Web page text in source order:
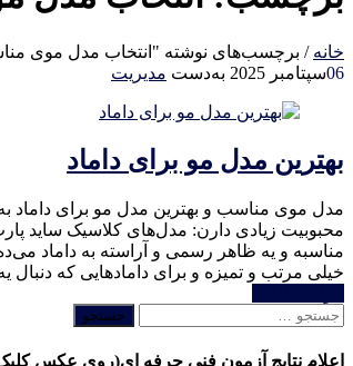
خانه / برچسب‌های نوشته "انتخاب مدل موی
06سپتامبر 2025 به‌دست مدیریت
بهترین مدل مو برای داماد
مدل موی مناسب و بهترین مدل مو برای داماد
خیلی مرتب و تمیزه و برای دامادهایی که دنبال
جستجو
اعلام نتایج آزمون فنی حرفه ای(روی عکس کلیک